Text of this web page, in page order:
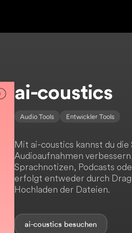
ai-coustics
Audio Tools Entwickler Tools
Mit ai-coustics kannst du
Audioaufnahmen
Sprachnotizen, Podcasts
erfolgt entweder durch
Hochladen der Dateien.
ai-coustics